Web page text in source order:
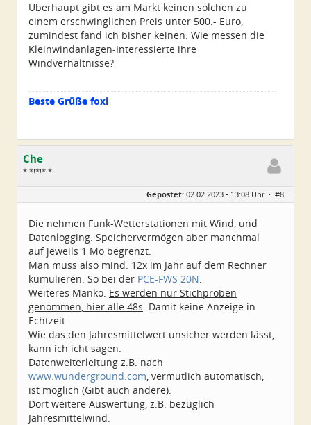
Überhaupt gibt es am Markt keinen solchen zu
einem erschwinglichen Preis unter 500.- Euro,
zumindest fand ich bisher keinen. Wie messen die
Kleinwindanlagen-Interessierte ihre
Windverhältnisse?
Beste Grüße foxi
Che
*!*!*!*!*
Alter:
72
Dabei seit:
06 / 2014
Gepostet: 02.02.2023 - 13:08 Uhr · #8
Die nehmen Funk-Wetterstationen mit Wind, und
Datenlogging. Speichervermögen aber manchmal
auf jeweils 1 Mo begrenzt.
Man muss also mind. 12x im Jahr auf dem Rechner
kumulieren. So bei der PCE-FWS 20N.
Weiteres Manko: Es werden nur Stichproben
genommen, hier alle 48s. Damit keine Anzeige in
Echtzeit.
Wie das den Jahresmittelwert unsicher werden lässt,
kann ich icht sagen.
Datenweiterleitung z.B. nach
www.wunderground.com, vermutlich automatisch,
ist möglich (Gibt auch andere).
Dort weitere Auswertung, z.B. bezüglich
Jahresmittelwind.